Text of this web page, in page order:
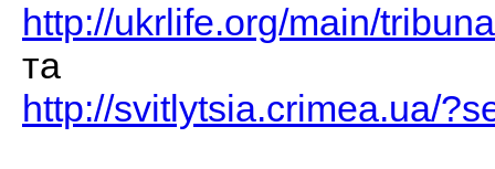
http://ukrlife.org/main/
та
http://svitlytsia.crimea.ua/